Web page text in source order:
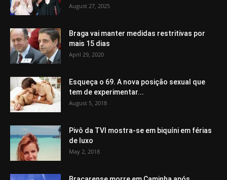
August 27, 2025
Braga vai manter medidas restritivas por
mais 15 dias
April 29, 2020
Esqueça o 69. A nova posição sexual que
tem de experimentar...
August 5, 2018
Pivô da TVI mostra-se em biquíni em férias
de luxo
May 2, 2018